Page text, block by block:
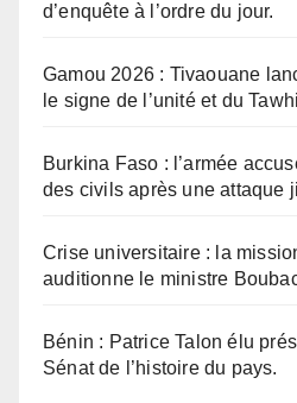
d’enquête à l’ordre du jour.
Gamou 2026 : Tivaouane
le signe de l’unité et du
Burkina Faso : l’armée
des civils après une attaque
Crise universitaire : la
auditionne le ministre
Bénin : Patrice Talon élu
Sénat de l’histoire du pays.